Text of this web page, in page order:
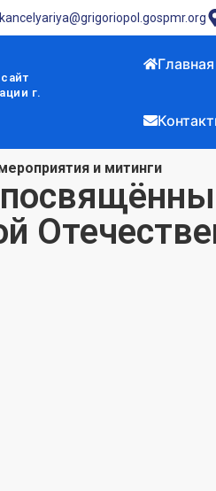
kancelyariya@grigoriopol.gospmr.org
г.
Главная
и митинги